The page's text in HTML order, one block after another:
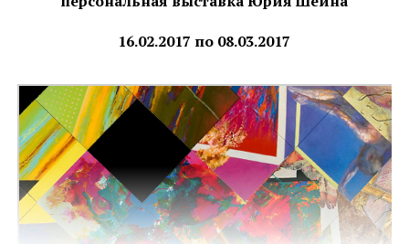
16.02.2017 по 08.03.2017